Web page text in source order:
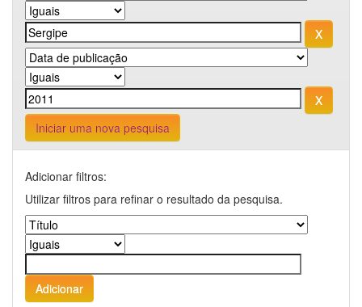
Iniciar uma nova pesquisa
Adicionar filtros:
Utilizar filtros para refinar o resultado da pesquisa.